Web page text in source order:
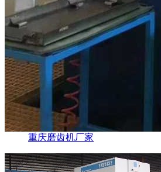
重庆磨齿机厂家